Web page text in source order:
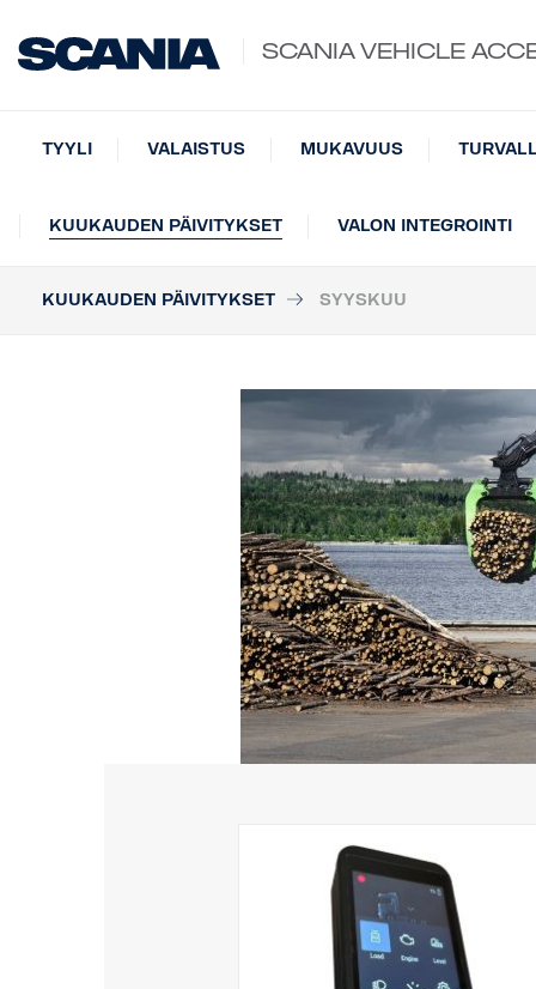
SCANIA VEHICLE
TYYLI VALAISTUS MUKAVUUS
KUUKAUDEN PÄIVITYKSET VALON INTEGROINTI
KUUKAUDEN PÄIVITYKSET SYYSKUU